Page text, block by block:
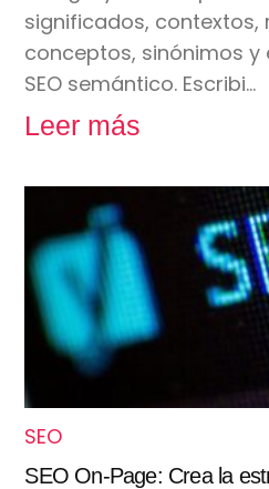
significados, contextos,
conceptos, sinónimos y
SEO semántico. Escribi…
Leer más
SEO
SEO On-Page: Crea la